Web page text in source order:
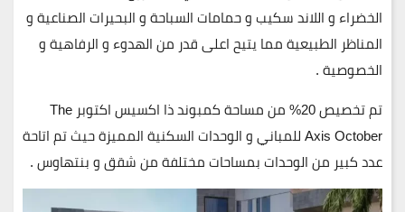
الخضراء و اللاند سكيب و حمامات السباحة و البحيرات الصناعية و
المناظر الطبيعية مما يتيح اعلى قدر من الهدوء و الرفاهية و
الخصوصية .
تم تخصيص 20% من مساحة كمبوند ذا اكسيس اكتوبر The
Axis October للمباني و الوحدات السكنية المميزة حيث تم اتاحة
عدد كبير من الوحدات بمساحات مختلفة من شقق و بنتهاوس .